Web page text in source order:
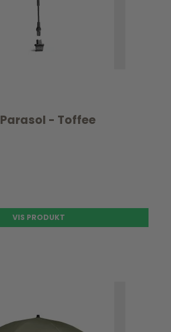
- Toffee
VIS PRODUKT